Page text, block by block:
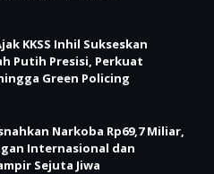
KKSS Inhil Sukseskan
Putih Presisi, Perkuat
Green Policing
Narkoba Rp69,7 Miliar,
Internasional dan
Sejuta Jiwa